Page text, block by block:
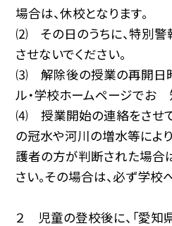
場合は、休校となります。
⑵ その日のうちに、特別警
させないでください。
⑶ 解除後の授業の再開日時
ル・学校ホームページでお
⑷ 授業開始の連絡をさせ
の冠水や河川の増水等によ
護者の方が判断された場合
さい。その場合は、必ず学校
２ 児童の登校後に、「愛知